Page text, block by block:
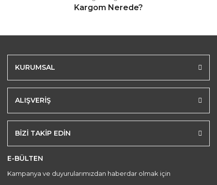
Kargom Nerede?
KURUMSAL
ALIŞVERİŞ
BİZİ TAKİP EDİN
E-BÜLTEN
Kampanya ve duyurularımızdan haberdar olmak için